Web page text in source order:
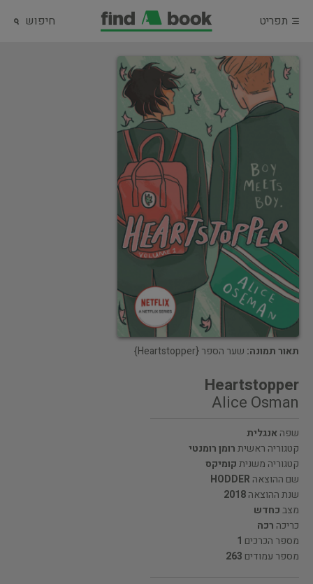
תפריט חיפוש
תאור תמונה: שער הספר {Heartstopper}
Heartstopper
Alice Osman
שפהאנגלית
קטגוריה ראשיתרומן רומנטי
קטגוריה משניתקומיקס
שם ההוצאה HODDER
שנת ההוצאה2018
מצבכחדש
כריכה רכה
מספר הכרכים 1
מספר עמודים 263